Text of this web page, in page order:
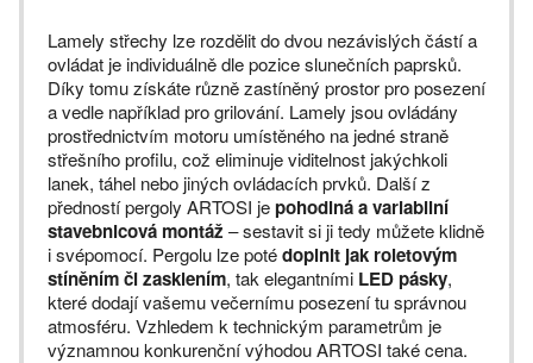
Lamely střechy lze rozdělit do dvou nezávislých částí a
ovládat je individuálně dle pozice slunečních paprsků.
Díky tomu získáte různě zastíněný prostor pro posezení
a vedle například pro grilování. Lamely jsou ovládány
prostřednictvím motoru umístěného na jedné straně
střešního profilu, což eliminuje viditelnost jakýchkoli
lanek, táhel nebo jiných ovládacích prvků. Další z
předností pergoly ARTOSI jepohodlná a variabilní
stavebnicová montáž –⁠⁠⁠⁠⁠⁠⁠⁠⁠⁠⁠⁠⁠⁠⁠⁠ sestavit si ji tedy můžete klidně
i svépomocí. Pergolu lze potédoplnit jak roletovým
stíněním či zasklením, tak elegantními LED pásky,
které dodají vašemu večernímu posezení tu správnou
atmosféru. Vzhledem k technickým parametrům je
významnou konkurenční výhodou ARTOSI také cena.